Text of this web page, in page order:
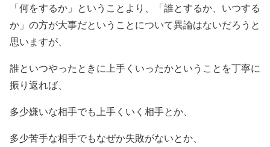
「何をするか」ということより、「誰とするか、いつする
か」の方が大事だということについて異論はないだろうと
思いますが、
誰といつやったときに上手くいったかということを丁寧に
振り返れば、
多少嫌いな相手でも上手くいく相手とか、
多少苦手な相手でもなぜか失敗がないとか、